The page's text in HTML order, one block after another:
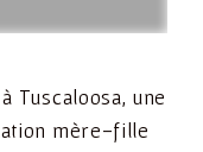
Tuscaloosa, une
mère-fille